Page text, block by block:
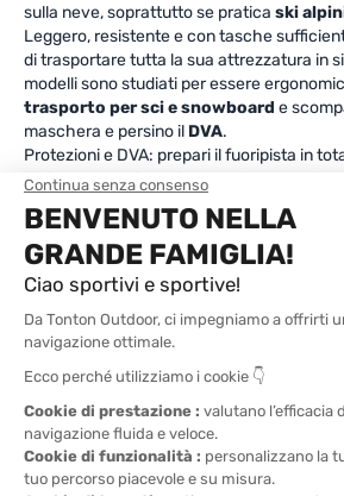
sulla neve, soprattutto se pratica ski
Leggero, resistente e con tasche
di trasportare tutta la sua attrezzatura in
modelli sono studiati per essere
trasporto per sci e snowboard e
maschera e persino il DVA.
Protezioni e DVA: prepari il fuoripista in
Se intende uscire dai percorsi segnalati, le
indispensabili.
Ecco, ora ha tutto il necessario per
abbigliamento e la sua attrezzatura da
selezione di equipaggiamenti, il suo
memorabile, senza compromessi su
è pronto a sciare? Indossi il suo completo,
che le piste si aprano davanti a Lei!